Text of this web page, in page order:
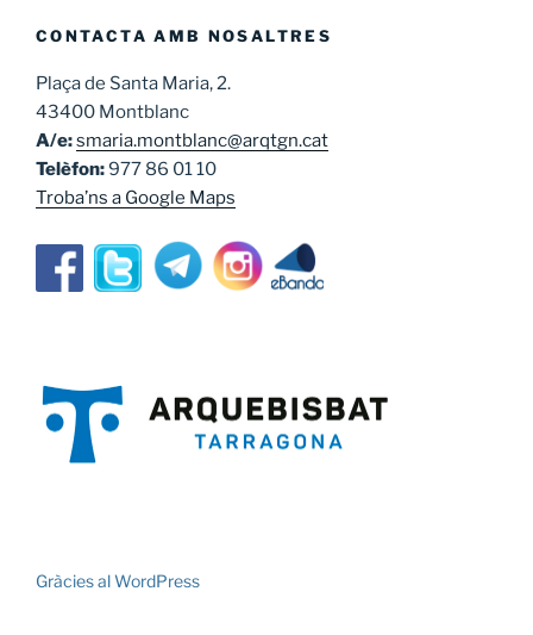
CONTACTA AMB NOSALTRES
Plaça de Santa Maria, 2.
43400 Montblanc
A/e:smaria.montblanc@arqtgn.cat
Telèfon:977 86 01 10
Troba’ns a Google Maps
Gràcies al WordPress